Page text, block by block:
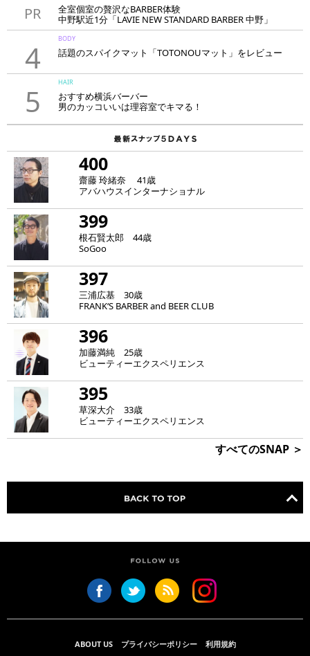
PR
全室個室の贅沢なBARBER体験
中野駅近1分「LAVIE NEW STANDARD BARBER 中野」
4
BODY
話題のスパイクマット「TOTONOUマット」をレビュー
5
HAIR
おすすめ横浜バーバー
男のカッコいいは理容室でキマる！
400
齋藤 玲緒奈 41歳
アバハウスインターナショナル
399
根石賢太郎 44歳
SoGoo
397
三浦広基 30歳
FRANK‘S BARBER and BEER CLUB
396
加藤満純 25歳
ビューティーエクスペリエンス
395
草深大介 33歳
ビューティーエクスペリエンス
すべてのSNAP ＞
ABOUT US プライバシーポリシー 利用規約